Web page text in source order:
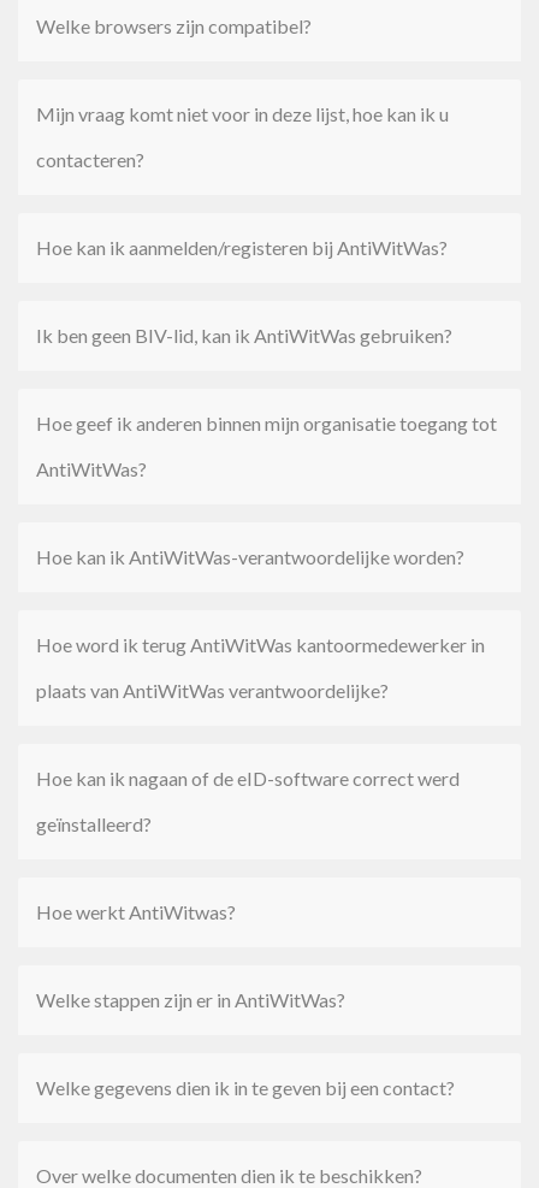
Welke browsers zijn compatibel?
Mijn vraag komt niet voor in deze lijst, hoe kan ik u
contacteren?
Hoe kan ik aanmelden/registeren bij AntiWitWas?
Ik ben geen BIV-lid, kan ik AntiWitWas gebruiken?
Hoe geef ik anderen binnen mijn organisatie toegang tot
AntiWitWas?
Hoe kan ik AntiWitWas-verantwoordelijke worden?
Hoe word ik terug AntiWitWas kantoormedewerker in
plaats van AntiWitWas verantwoordelijke?
Hoe kan ik nagaan of de eID-software correct werd
geïnstalleerd?
Hoe werkt AntiWitwas?
Welke stappen zijn er in AntiWitWas?
Welke gegevens dien ik in te geven bij een contact?
Over welke documenten dien ik te beschikken?